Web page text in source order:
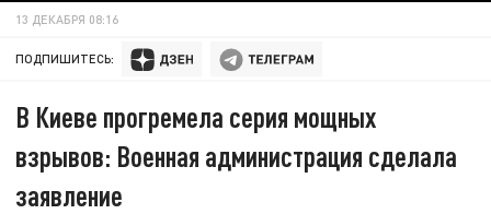
13 ДЕКАБРЯ 08:16
ПОДПИШИТЕСЬ:
В Киеве прогремела серия мощных
взрывов: Военная администрация сделала
заявление